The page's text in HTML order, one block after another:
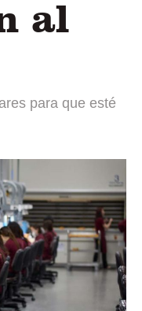
al
para que esté